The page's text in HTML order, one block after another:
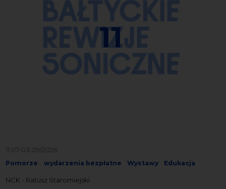
11
11.07-03.09/2026
Pomorze wydarzenia bezpłatne Wystawy Edukacja
NCK - Ratusz Staromiejski